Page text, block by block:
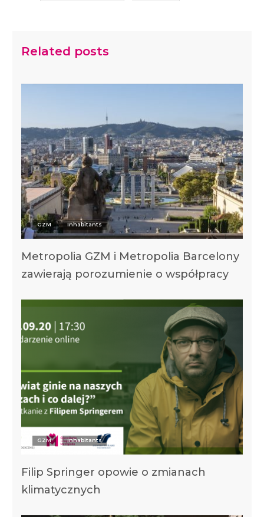
Related posts
GZM Inhabitants
Metropolia GZM i Metropolia Barcelony
zawierają porozumienie o współpracy
GZM Inhabitants
Filip Springer opowie o zmianach
klimatycznych